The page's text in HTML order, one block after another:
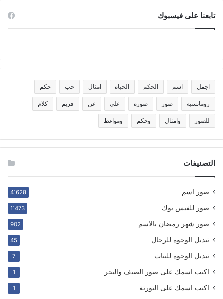
تابعنا على فيسبوك
اجمل اسم الحكم الحياة امثال حب حكم
رومانسية صور صورة على عن فريم كلام
للصور وامثال وحكم ومواعظ
التصنيفات
صور اسم 4٬628
صور للفيس بوك 1٬473
صور شهر رمضان بالاسم 902
تبديل الوجوه للرجال 45
تبديل الوجوه للبنات 7
اكتب اسمك على صور الصيف والبحر 1
اكتب اسمك على التورتة 1